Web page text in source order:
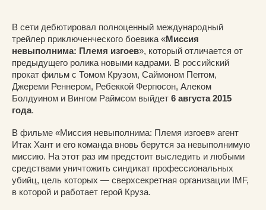
В сети дебютировал полноценный международный
трейлер приключенческого боевика «Миссия
невыполнима: Племя изгоев», который отличается от
предыдущего ролика новыми кадрами. В российский
прокат фильм с Томом Крузом, Саймоном Пеггом,
Джереми Реннером, Ребеккой Фергюсон, Алеком
Болдуином и Вингом Раймсом выйдет 6 августа 2015
года.
В фильме «Миссия невыполнима: Племя изгоев» агент
Итак Хант и его команда вновь берутся за невыполнимую
миссию. На этот раз им предстоит выследить и любыми
средствами уничтожить синдикат профессиональных
убийц, цель которых — сверхсекретная организации IMF,
в которой и работает герой Круза.